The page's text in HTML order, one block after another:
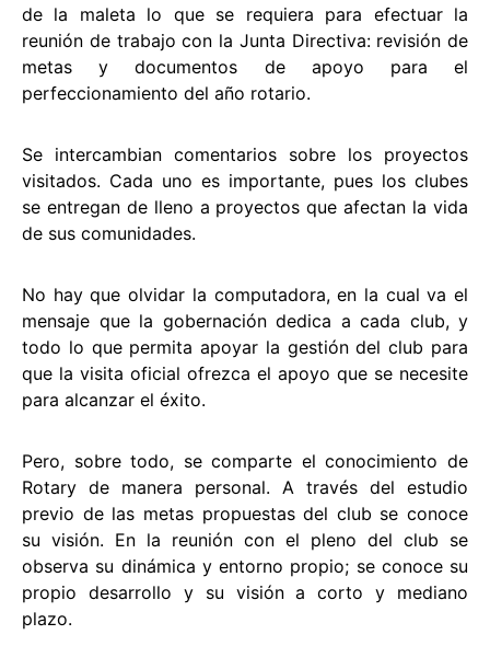
de la maleta lo que se requiera para efectuar la
reunión de trabajo con la Junta Directiva: revisión de
metas y documentos de apoyo para el
perfeccionamiento del año rotario.
Se intercambian comentarios sobre los proyectos
visitados. Cada uno es importante, pues los clubes
se entregan de lleno a proyectos que afectan la vida
de sus comunidades.
No hay que olvidar la computadora, en la cual va el
mensaje que la gobernación dedica a cada club, y
todo lo que permita apoyar la gestión del club para
que la visita oficial ofrezca el apoyo que se necesite
para alcanzar el éxito.
Pero, sobre todo, se comparte el conocimiento de
Rotary de manera personal. A través del estudio
previo de las metas propuestas del club se conoce
su visión. En la reunión con el pleno del club se
observa su dinámica y entorno propio; se conoce su
propio desarrollo y su visión a corto y mediano
plazo.